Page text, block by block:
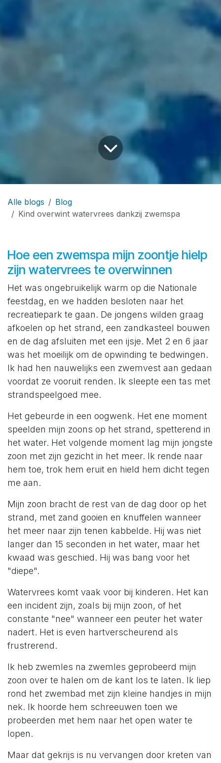
Alle blogs
Blog
Kind overwint watervrees dankzij zwemspa
Hoe een zwemspa mijn zoontje hielp
zijn watervrees te overwinnen
Het was ongebruikelijk warm op die Nationale
feestdag, en we hadden besloten naar het
recreatiepark te gaan. De jongens wilden graag
afkoelen op het strand, een zandkasteel bouwen
en de dag afsluiten met een ijsje. Met 2 en 6 jaar
was het moeilijk om de opwinding te bedwingen.
Ik had hen nauwelijks een zwemvest aan gedaan
voordat ze vooruit renden. Ik sleepte een tas met
strandspeelgoed mee.
Het gebeurde in een oogwenk. Het ene moment
speelden mijn zoons op het strand, spetterend in
het water. Het volgende moment lag mijn jongste
zoon met zijn gezicht in het meer. Ik rende naar
hem toe, trok hem eruit en hield hem dicht tegen
me aan.
Mijn zoon bracht de rest van de dag door op het
strand, met zand gooien en knuffelen wanneer
het meer naar zijn tenen kabbelde. Hij was niet
langer dan 15 seconden in het water, maar het
kwaad was geschied. Hij was bang voor het
"diepe".
Watervrees komt vaak voor bij kinderen. Het kan
een incident zijn, zoals bij mijn zoon, of het
constante "nee" wanneer een peuter het water
nadert. Het is even hartverscheurend als
frustrerend.
Ik heb zwemles na zwemles geprobeerd mijn
zoon over te halen om de kant los te laten. Ik liep
rond het zwembad met zijn kleine handjes in mijn
nek. Ik hoorde hem schreeuwen toen we
probeerden met hem naar het open water te
lopen.
Maar dat gekrijs is nu vervangen door kreten van